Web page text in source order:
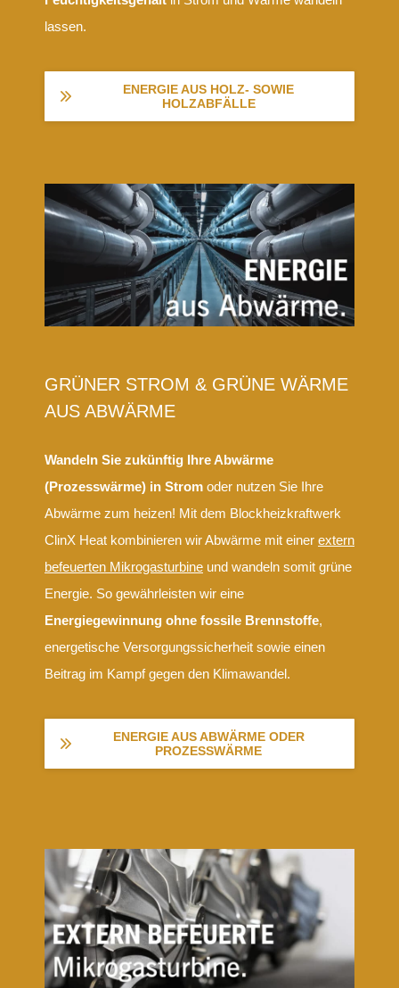
lassen.
ENERGIE AUS HOLZ- SOWIE
HOLZABFÄLLE
GRÜNER STROM & GRÜNE WÄRME
AUS ABWÄRME
Wandeln Sie zukünftig Ihre Abwärme
(Prozesswärme) in Strom oder nutzen Sie Ihre
Abwärme zum heizen! Mit dem Blockheizkraftwerk
ClinX Heat kombinieren wir Abwärme mit einer extern
befeuerten Mikrogasturbine und wandeln somit grüne
Energie. So gewährleisten wir eine
Energiegewinnung ohne fossile Brennstoffe,
energetische Versorgungssicherheit sowie einen
Beitrag im Kampf gegen den Klimawandel.
ENERGIE AUS ABWÄRME ODER
PROZESSWÄRME